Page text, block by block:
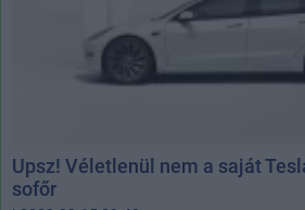
Upsz! Véletlenül nem a saját
sofőr